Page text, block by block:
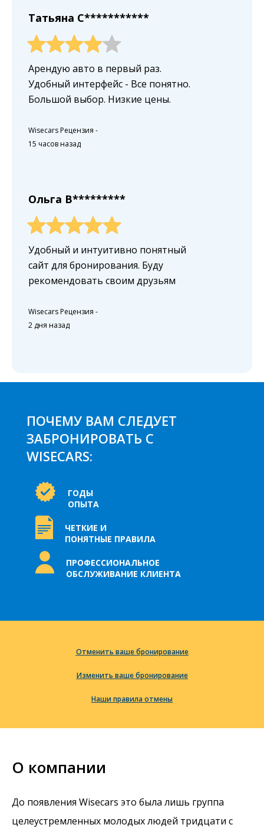
Татьяна C***********
Арендую авто в первый раз.
Удобный интерфейс - Все понятно.
Большой выбор. Низкие цены.
Wisecars Рецензия -
15 часов назад
Ольга B*********
Удобный и интуитивно понятный
сайт для бронирования. Буду
рекомендовать своим друзьям
Wisecars Рецензия -
2 дня назад
ПОЧЕМУ ВАМ СЛЕДУЕТ
ЗАБРОНИРОВАТЬ С
WISECARS:
ГОДЫ
ОПЫТА
ЧЕТКИЕ И
ПОНЯТНЫЕ ПРАВИЛА
ПРОФЕССИОНАЛЬНОЕ
ОБСЛУЖИВАНИЕ КЛИЕНТА
Отменить ваше бронирование
Изменить ваше бронирование
Наши правила отмены
О компании
До появления Wisecars это была лишь группа
целеустремленных молодых людей тридцати с